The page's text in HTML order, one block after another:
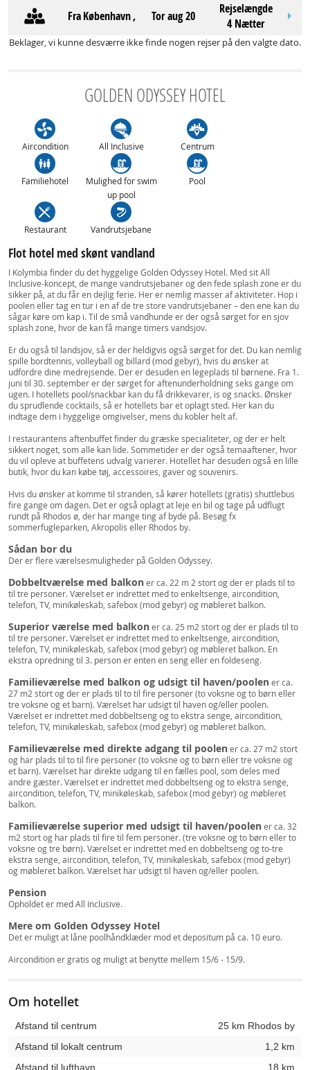
FraKøbenhavn, tor aug 20
Rejselængde
4 Nætter
Beklager, vi kunne desværre ikke finde nogen rejser på den valgte dato.
GOLDEN ODYSSEY HOTEL
Aircondition All Inclusive Centrum
Familiehotel
Mulighed for swim
up pool
Pool
Restaurant Vandrutsjebane
Flot hotel med skønt vandland
I Kolymbia finder du det hyggelige Golden Odyssey Hotel. Med sit All
Inclusive-koncept, de mange vandrutsjebaner og den fede splash zone er du
sikker på, at du får en dejlig ferie. Her er nemlig masser af aktiviteter. Hop i
poolen eller tag en tur i en af de tre store vandrutsjebaner – den ene kan du
sågar køre om kap i. Til de små vandhunde er der også sørget for en sjov
splash zone, hvor de kan få mange timers vandsjov.
Er du også til landsjov, så er der heldigvis også sørget for det. Du kan nemlig
spille bordtennis, volleyball og billard (mod gebyr), hvis du ønsker at
udfordre dine medrejsende. Der er desuden en legeplads til børnene. Fra 1.
juni til 30. september er der sørget for aftenunderholdning seks gange om
ugen. I hotellets pool/snackbar kan du få drikkevarer, is og snacks. Ønsker
du sprudlende cocktails, så er hotellets bar et oplagt sted. Her kan du
indtage dem i hyggelige omgivelser, mens du kobler helt af.
I restaurantens aftenbuffet finder du græske specialiteter, og der er helt
sikkert noget, som alle kan lide. Sommetider er der også temaaftener, hvor
du vil opleve at buffetens udvalg varierer. Hotellet har desuden også en lille
butik, hvor du kan købe tøj, accessoires, gaver og souvenirs.
Hvis du ønsker at komme til stranden, så kører hotellets (gratis) shuttlebus
fire gange om dagen. Det er også oplagt at leje en bil og tage på udflugt
rundt på Rhodos ø, der har mange ting af byde på. Besøg fx
sommerfugleparken, Akropolis eller Rhodos by.
Sådan bor du
Der er flere værelsesmuligheder på Golden Odyssey.
Dobbeltværelse med balkoner ca. 22 m 2 stort og der er plads til to
til tre personer. Værelset er indrettet med to enkeltsenge, aircondition,
telefon, TV, minikøleskab, safebox (mod gebyr) og møbleret balkon.
Superior værelse med balkoner ca. 25 m2 stort og der er plads til to
til tre personer. Værelset er indrettet med to enkeltsenge, aircondition,
telefon, TV, minikøleskab, safebox (mod gebyr) og møbleret balkon. En
ekstra opredning til 3. person er enten en seng eller en foldeseng.
Familieværelse med balkon og udsigt til haven/poolener ca.
27 m2 stort og der er plads til to til fire personer (to voksne og to børn eller
tre voksne og et barn). Værelset har udsigt til haven og/eller poolen.
Værelset er indrettet med dobbeltseng og to ekstra senge, aircondition,
telefon, TV, minikøleskab, safebox (mod gebyr) og møbleret balkon.
Familieværelse med direkte adgang til poolener ca. 27 m2 stort
og har plads til to til fire personer (to voksne og to børn eller tre voksne og
et barn). Værelset har direkte udgang til en fælles pool, som deles med
andre gæster. Værelset er indrettet med dobbeltseng og to ekstra senge,
aircondition, telefon, TV, minikøleskab, safebox (mod gebyr) og møbleret
balkon.
Familieværelse superior med udsigt til haven/poolener ca. 32
m2 stort og har plads til fire til fem personer. (tre voksne og to børn eller to
voksne og tre børn). Værelset er indrettet med en dobbeltseng og to-tre
ekstra senge, aircondition, telefon, TV, minikøleskab, safebox (mod gebyr)
og møbleret balkon. Værelset har udsigt til haven og/eller poolen.
Pension
Opholdet er med All Inclusive.
Mere om Golden Odyssey Hotel
Det er muligt at låne poolhåndklæder mod et depositum på ca. 10 euro.
Aircondition er gratis og muligt at benytte mellem 15/6 - 15/9.
Om hotellet
Afstand til centrum
25 km Rhodos by
Afstand til lokalt centrum
1,2 km
Afstand til lufthavn
18 km